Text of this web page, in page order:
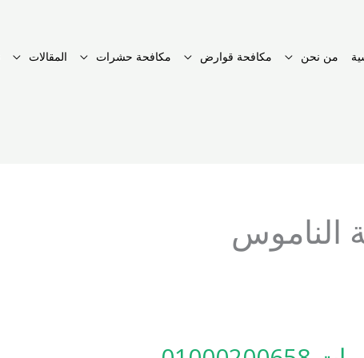
من نحن مكافحة قوارض مكافحة حشرات المقالات
الناموس